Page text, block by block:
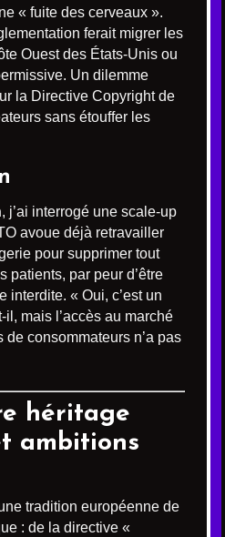
« fuite des cerveaux ».
ferait migrer les
Ouest des États-Unis ou
Un dilemme
la Directive Copyright de
sans étouffer les
, j’ai interrogé une scale-up
avoue déjà retravailler
pour supprimer tout
patients, par peur d’être
interdite. « Oui, c’est un
mais l’accès au marché
consommateurs n’a pas
héritage
ambitions
tradition européenne de
: de la directive «